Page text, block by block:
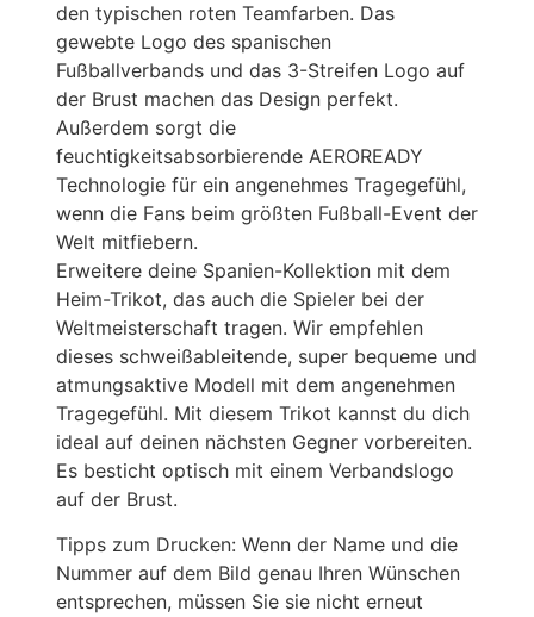
den typischen roten Teamfarben. Das
gewebte Logo des spanischen
Fußballverbands und das 3-Streifen Logo auf
der Brust machen das Design perfekt.
Außerdem sorgt die
feuchtigkeitsabsorbierende AEROREADY
Technologie für ein angenehmes Tragegefühl,
wenn die Fans beim größten Fußball-Event der
Welt mitfiebern.
Erweitere deine Spanien-Kollektion mit dem
Heim-Trikot, das auch die Spieler bei der
Weltmeisterschaft tragen. Wir empfehlen
dieses schweißableitende, super bequeme und
atmungsaktive Modell mit dem angenehmen
Tragegefühl. Mit diesem Trikot kannst du dich
ideal auf deinen nächsten Gegner vorbereiten.
Es besticht optisch mit einem Verbandslogo
auf der Brust.
Tipps zum Drucken: Wenn der Name und die
Nummer auf dem Bild genau Ihren Wünschen
entsprechen, müssen Sie sie nicht erneut